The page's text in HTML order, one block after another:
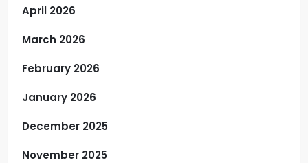
April 2026
March 2026
February 2026
January 2026
December 2025
November 2025